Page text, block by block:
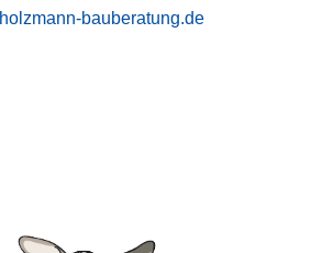
holzmann-bauberatung.de